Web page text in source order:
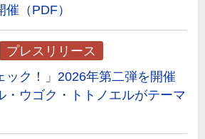
（PDF）
プレスリリース
ック！」2026年第二弾を開催
・ウゴク・トトノエルがテーマ